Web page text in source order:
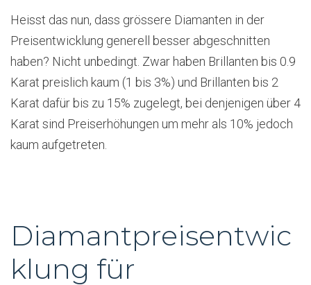
Heisst das nun, dass grössere Diamanten in der
Preisentwicklung generell besser abgeschnitten
haben? Nicht unbedingt. Zwar haben Brillanten bis 0.9
Karat preislich kaum (1 bis 3%) und Brillanten bis 2
Karat dafür bis zu 15% zugelegt, bei denjenigen über 4
Karat sind Preiserhöhungen um mehr als 10% jedoch
kaum aufgetreten.
Diamantpreisentwic
klung für